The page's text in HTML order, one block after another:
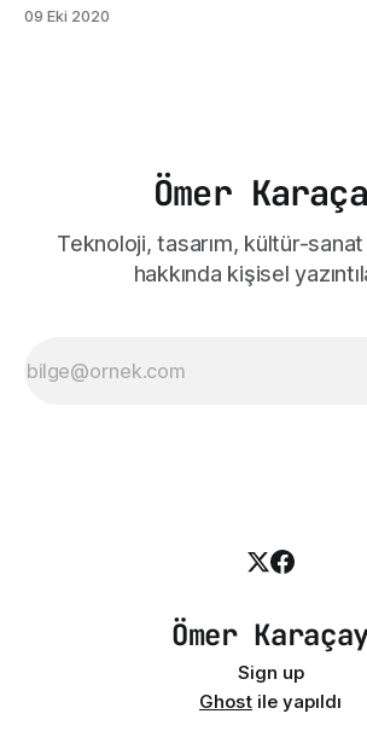
çalışacağım ancak bu konuda söz veremem. Giriş
09 Eki 2020
Ömer
Teknoloji, tasarım, kültür-
hakkında kişisel
Ömer
Sign up
Ghost ile yapıldı